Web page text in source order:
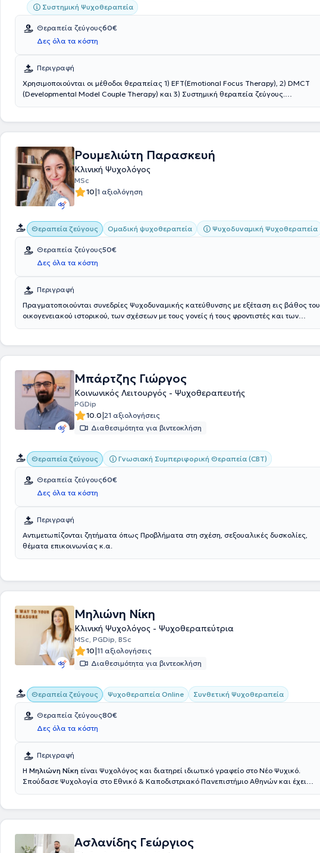
Συστημική Ψυχοθεραπεία
Θεραπεία ζεύγους60€
Δες όλα τα κόστη
Περιγραφή
Χρησιμοποιούνται οι μέθοδοι θεραπείας 1) EFT(Emotional Focus Therapy), 2) DMCT
(Developmental Model Couple Therapy) και 3) Συστημική θεραπεία ζεύγους.
Ρουμελιώτη Παρασκευή
Κλινική Ψυχολόγος
MSc
10|1 αξιολόγηση
Θεραπεία ζεύγους Ομαδική ψυχοθεραπεία Ψυχοδυναμική Ψυχοθεραπεία
Θεραπεία ζεύγους50€
Δες όλα τα κόστη
Περιγραφή
Πραγματοποιούνται συνεδρίες Ψυχοδυναμικής κατεύθυνσης με εξέταση εις βάθος του
οικογενειακού ιστορικού, των σχέσεων με τους γονείς ή τους φροντιστές και των
το ζεύγος, όπως η κατάθλιψη, η αγχώδης διαταραχή, τα προβλήματα επικοινωνίας,
οι δυσκολίες στη σχέση.
Μπάρτζης Γιώργος
Κοινωνικός Λειτουργός - Ψυχοθεραπευτής
PGDip
10.0|21 αξιολογήσεις
Διαθεσιμότητα για βιντεοκλήση
Θεραπεία ζεύγους Γνωσιακή Συμπεριφορική Θεραπεία (CBT)
Θεραπεία ζεύγους60€
Δες όλα τα κόστη
Περιγραφή
Αντιμετωπίζονται ζητήματα όπως Προβλήματα στη σχέση, σεξουαλικές δυσκολίες,
θέματα επικοινωνίας κ.α.
Μηλιώνη Νίκη
Κλινική Ψυχολόγος - Ψυχοθεραπεύτρια
MSc, PGDip, BSc
10|11 αξιολογήσεις
Διαθεσιμότητα για βιντεοκλήση
Θεραπεία ζεύγους Ψυχοθεραπεία Online Συνθετική Ψυχοθεραπεία
Θεραπεία ζεύγους80€
Δες όλα τα κόστη
Περιγραφή
Η Μηλιώνη Νίκη είναι Ψυχολόγος και διατηρεί ιδιωτικό γραφείο στο Νέο Ψυχικό.
Σπούδασε Ψυχολογία στο Εθνικό & Καποδιστριακό Πανεπιστήμιο Αθηνών και έχει
Κέντρο Παιδοψυχικής Υγιεινής ΙΚΑ.
Ασλανίδης Γεώργιος